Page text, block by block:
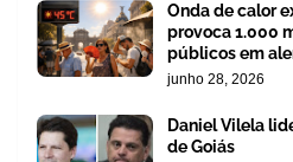
Onda de calor
provoca 1.000
públicos em
junho 28, 2026
Daniel Vilela
de Goiás